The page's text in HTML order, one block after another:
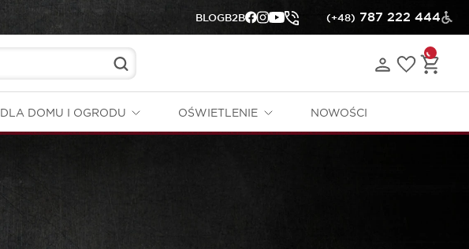
BLOGB2B (+48) 787 222 444
DLA DOMU I OGRODU OŚWIETLENIE NOWOŚCI